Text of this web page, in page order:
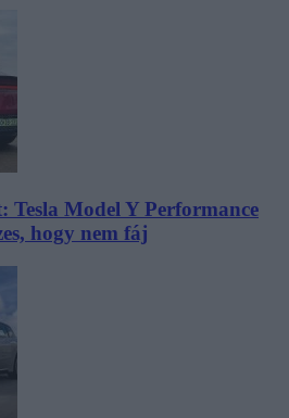
Tesla Model Y Performance
hogy nem fáj